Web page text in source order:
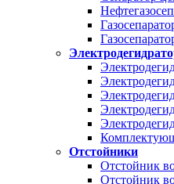
Отстойники
Отстойник
Отстойник